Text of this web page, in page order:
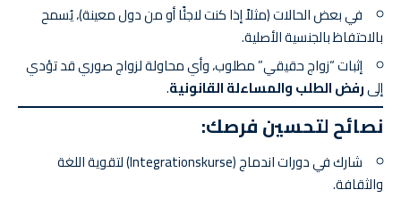
في بعض الحالات (مثلاً إذا كنت لاجئًا أو من دول معينة)، يُسمح
بالاحتفاظ بالجنسية الأصلية.
إثبات “زواج حقيقي” مطلوب، وأي محاولة لزواج صوري قد تؤدي
إلىرفض الطلب والمساءلة القانونية.
نصائح لتحسين فرصك:
شارك في دورات اندماج (Integrationskurse) لتقوية اللغة
والثقافة.